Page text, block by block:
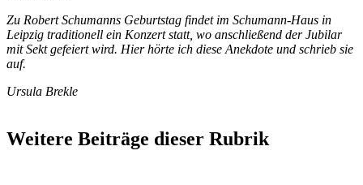
Zu Robert Schumanns Geburtstag findet im Schumann-Haus in
Leipzig traditionell ein Konzert statt, wo anschließend der Jubilar
mit Sekt gefeiert wird. Hier hörte ich diese Anekdote und schrieb sie
auf.
Ursula Brekle
Weitere Beiträge dieser Rubrik